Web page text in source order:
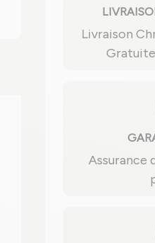
Livraison
Assurance